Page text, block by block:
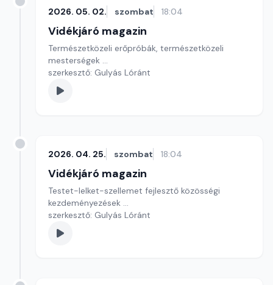
2026. 05. 02. szombat 18:04
Vidékjáró magazin
Természetközeli erőpróbák, természetközeli
mesterségek ...
szerkesztő: Gulyás Lóránt
2026. 04. 25. szombat 18:04
Vidékjáró magazin
Testet-lelket-szellemet fejlesztő közösségi
kezdeményezések ...
szerkesztő: Gulyás Lóránt